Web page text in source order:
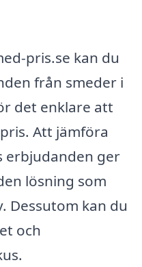
pris.se kan du
från smeder i
det enklare att
Att jämföra
erbjudanden ger
lösning som
Dessutom kan du
och